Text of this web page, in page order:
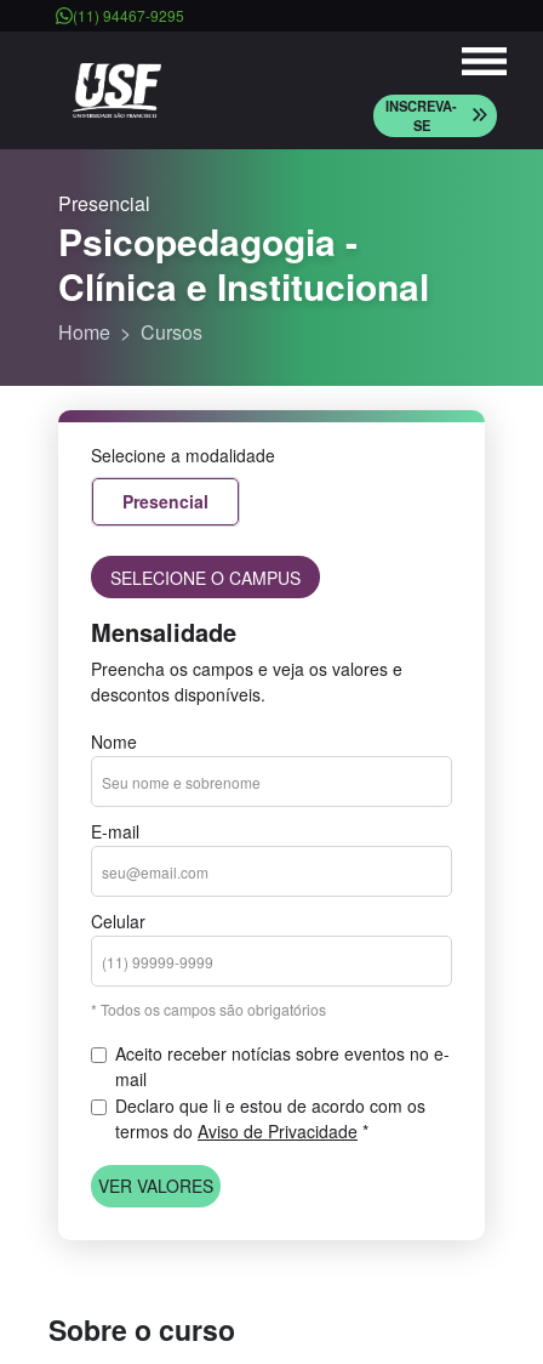
(11) 94467-9295
INSCREVA-
SE
Presencial
Psicopedagogia -
Clínica e Institucional
Home Cursos
Selecione a modalidade
Presencial
SELECIONE O CAMPUS
Mensalidade
Preencha os campos e veja os valores e
descontos disponíveis.
Nome
E-mail
Celular
* Todos os campos são obrigatórios
Aceito receber notícias sobre eventos no e-
mail
Declaro que li e estou de acordo com os
termos do Aviso de Privacidade *
VER VALORES
Sobre o curso